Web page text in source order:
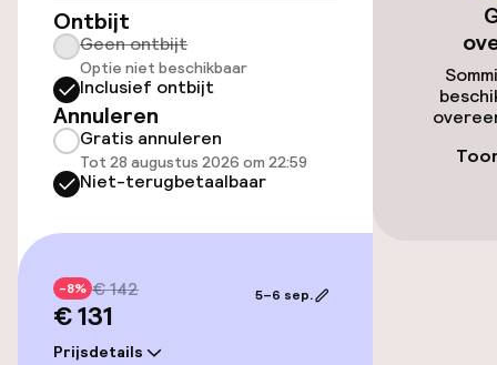
Zwemmen & wellness
Privé zwembad
Zoetwater binnenzwembad
Verwarmd binnenzwembad
Zoetwater buitenzwembad
Verwarmd buitenzwembad
Ontbijt
Geen ontbijt
Optie niet beschikbaar
Inclusief ontbijt
Annuleren
Gratis annuleren
Tot 28 augustus 2026 om 22:59
Niet-terugbetaalbaar
-8% € 142
€ 131
Prijsdetails
5–6 sep.